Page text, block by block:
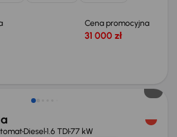
Cena promocyjna
31 000 zł
Diesel1.6 TDI77 kW